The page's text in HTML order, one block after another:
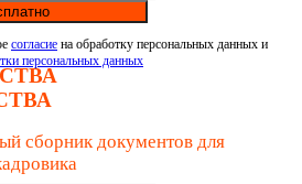
согласие на обработку персональных данных и
персональных данных
сборник документов для